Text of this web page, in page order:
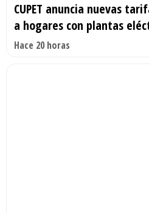
CUPET anuncia nuevas
a hogares con plantas
Hace 20 horas